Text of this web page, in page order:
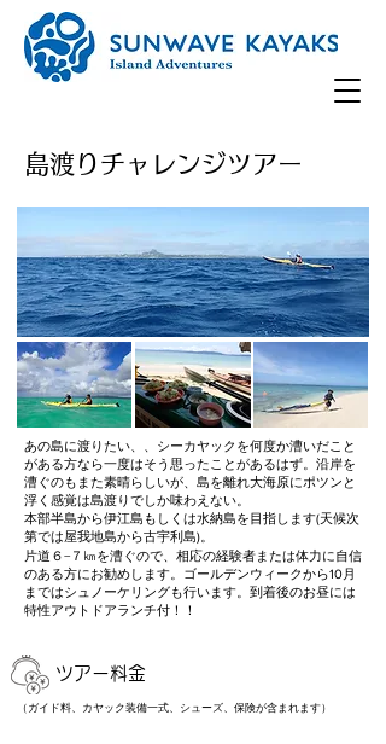
​島渡りチャレンジツアー
あの島に渡りたい、、シーカヤックを何度か漕いだこと
がある方なら一度はそう思ったことがあるはず。沿岸を
漕ぐのもまた素晴らしいが、島を離れ大海原にポツンと
浮く感覚は島渡りでしか味わえない。
本部半島から伊江島もしくは水納島を目指します(天候次
第では屋我地島から古宇利島)。
片道６−７㎞を漕ぐので、相応の経験者または体力に自信
のある方にお勧めします。ゴールデンウィークから10月
まではシュノーケリングも行います。到着後のお昼には
特性アウトドアランチ付！！
ツアー料金
（​ガイド料、カヤック装備一式、シューズ、保険が含まれます）